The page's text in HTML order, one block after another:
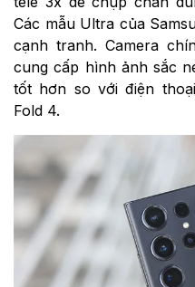
Các mẫu Ultra của
cạnh tranh. Camera
cung cấp hình ảnh sắc
tốt hơn so với điện
Fold 4.